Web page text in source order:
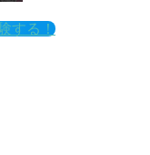
する！